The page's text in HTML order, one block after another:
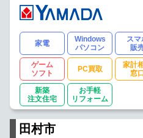
家電
Windows
パソコン
スマ
販
ゲーム
ソフト
PC買取
家計
窓口
新築
注文住宅
お手軽
リフォーム
田村市